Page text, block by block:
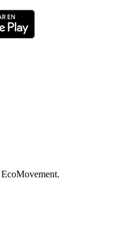
EcoMovement.